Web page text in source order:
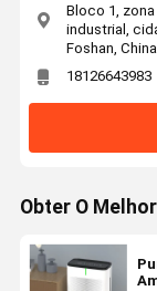
Bloco 1,
industrial,
Foshan, China
18126643983
Obter O